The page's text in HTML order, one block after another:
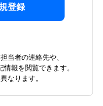
登録
当者の連絡先や、
報を閲覧できます。
なります。